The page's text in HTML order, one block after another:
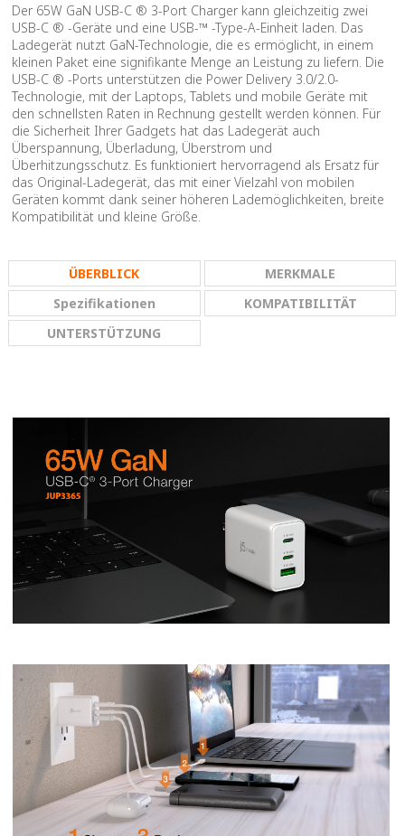
Der 65W GaN USB-C ® 3-Port Charger kann gleichzeitig zwei
USB-C ® -Geräte und eine USB-™ -Type-A-Einheit laden. Das
Ladegerät nutzt GaN-Technologie, die es ermöglicht, in einem
kleinen Paket eine signifikante Menge an Leistung zu liefern. Die
USB-C ® -Ports unterstützen die Power Delivery 3.0/2.0-
Technologie, mit der Laptops, Tablets und mobile Geräte mit
den schnellsten Raten in Rechnung gestellt werden können. Für
die Sicherheit Ihrer Gadgets hat das Ladegerät auch
Überspannung, Überladung, Überstrom und
Überhitzungsschutz. Es funktioniert hervorragend als Ersatz für
das Original-Ladegerät, das mit einer Vielzahl von mobilen
Geräten kommt dank seiner höheren Lademöglichkeiten, breite
Kompatibilität und kleine Größe.
ÜBERBLICK
MERKMALE
Spezifikationen
KOMPATIBILITÄT
UNTERSTÜTZUNG